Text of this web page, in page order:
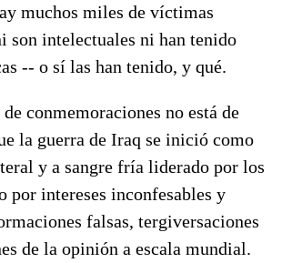
muchos miles de víctimas
son intelectuales ni han tenido
-- o sí las han tenido, y qué.
conmemoraciones no está de
la guerra de Iraq se inició como
y a sangre fría liderado por los
por intereses inconfesables y
falsas, tergiversaciones
de la opinión a escala mundial.